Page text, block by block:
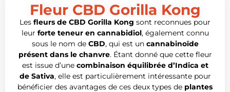
Fleur CBD Gorilla Kong
Les fleurs de CBD Gorilla Kong sont reconnues pour
leur forte teneur en cannabidiol, également connu
sous le nom de CBD, qui est un cannabinoïde
présent dans le chanvre. Étant donné que cette fleur
est issue d’une combinaison équilibrée d’Indica et
de Sativa, elle est particulièrement intéressante pour
bénéficier des avantages de ces deux types de plantes